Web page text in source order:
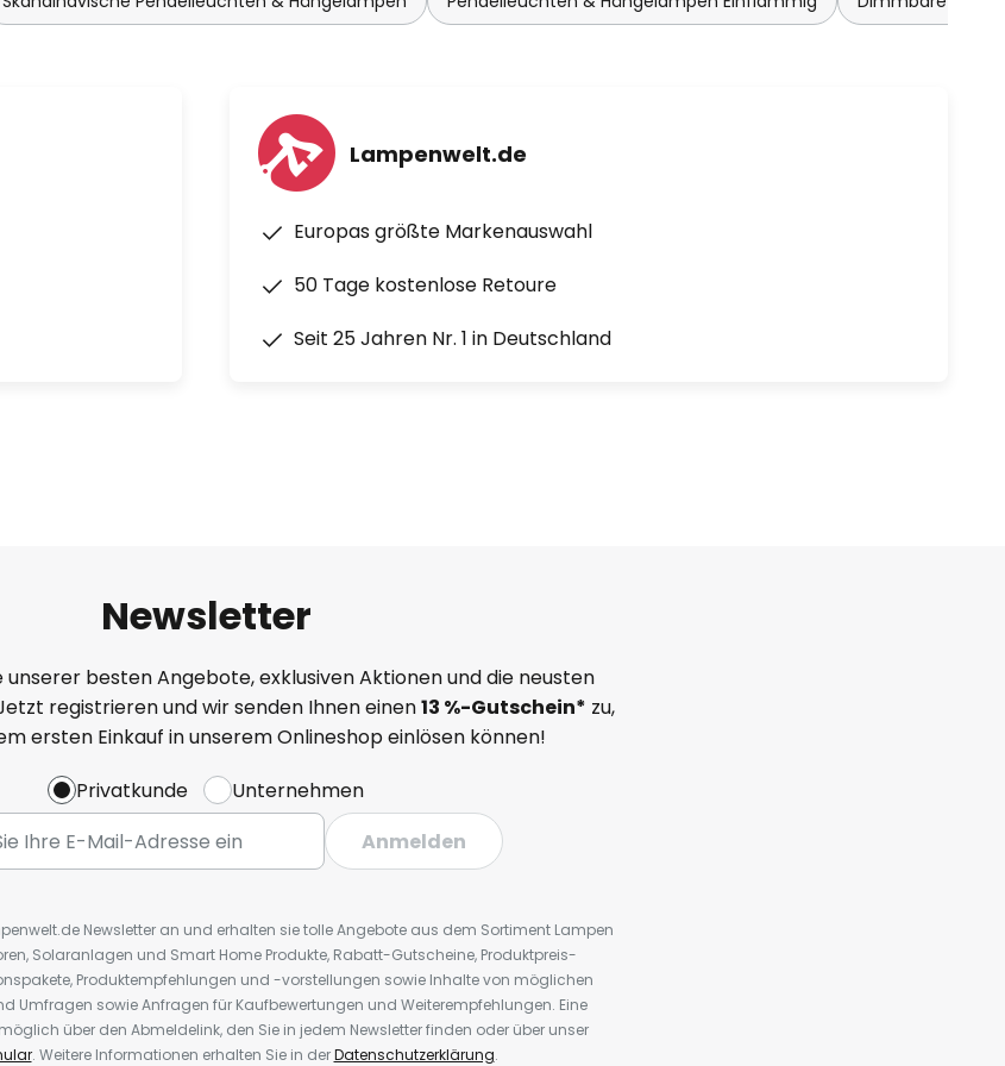
Lampenwelt.de
Europas größte Markenauswahl
50 Tage kostenlose Retoure
Seit 25 Jahren Nr. 1 in Deutschland
Newsletter
unserer besten Angebote, exklusiven Aktionen und die neusten
registrieren und wir senden Ihnen einen13 %-Gutschein* zu,
ersten Einkauf in unserem Onlineshop einlösen können!
Privatkunde
Unternehmen
Anmelden
Newsletter an und erhalten sie tolle Angebote aus dem Sortiment Lampen
Solaranlagen und Smart Home Produkte, Rabatt-Gutscheine, Produktpreis-
Produktempfehlungen und -vorstellungen sowie Inhalte von möglichen
Umfragen sowie Anfragen für Kaufbewertungen und Weiterempfehlungen. Eine
über den Abmeldelink, den Sie in jedem Newsletter finden oder über unser
. Weitere Informationen erhalten Sie in derDatenschutzerklärung.